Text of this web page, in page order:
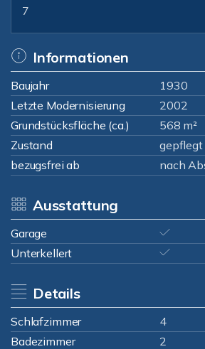
7
Informationen
Baujahr
1930
Letzte Modernisierung
2002
Grundstücksfläche (ca.)
568 m²
Zustand
gepflegt
bezugsfrei ab
nach
Ausstattung
Garage
Unterkellert
Details
Schlafzimmer
4
Badezimmer
2